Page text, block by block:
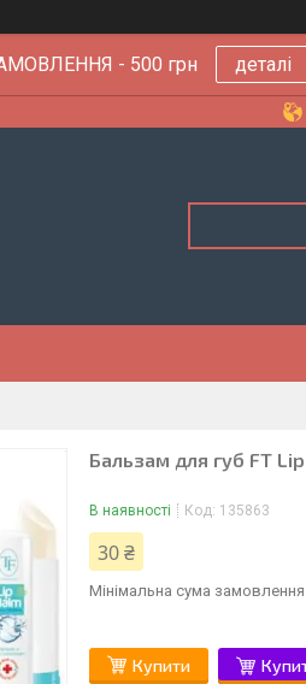
- 500 грн деталі
Бальзам для губ FT
В наявності Код: 135863
30 ₴
Мінімальна сума замовлення
Купити